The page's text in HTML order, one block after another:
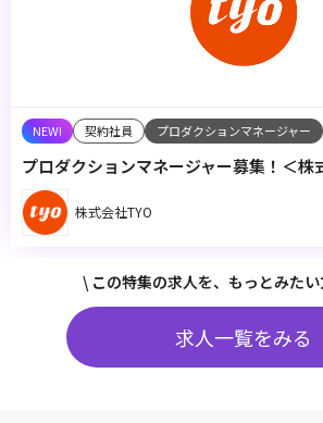
契約社員 プロダクションマネージャー
プロダクションマネージャー募集！＜株
株式会社TYO
\ この特集の求人を、もっとみた
求人一覧をみる